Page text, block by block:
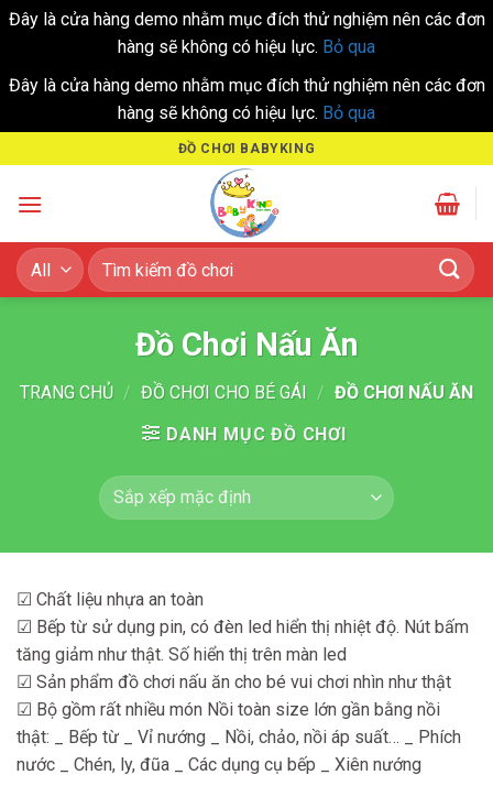
Đây là cửa hàng demo nhằm mục đích thử nghiệm nên các đơn
hàng sẽ không có hiệu lực. Bỏ qua
Đây là cửa hàng demo nhằm mục đích thử nghiệm nên các đơn
hàng sẽ không có hiệu lực. Bỏ qua
to
content
ĐỒ CHƠI BABYKING
Tìm
kiếm:
Đồ Chơi Nấu Ăn
TRANG CHỦ / ĐỒ CHƠI CHO BÉ GÁI / ĐỒ CHƠI NẤU ĂN
DANH MỤC ĐỒ CHƠI
☑ Chất liệu nhựa an toàn
☑ Bếp từ sử dụng pin, có đèn led hiển thị nhiệt độ. Nút bấm
tăng giảm như thật. Số hiển thị trên màn led
☑ Sản phẩm đồ chơi nấu ăn cho bé vui chơi nhìn như thật
☑ Bộ gồm rất nhiều món Nồi toàn size lớn gần bằng nồi
thật: _ Bếp từ _ Vỉ nướng _ Nồi, chảo, nồi áp suất… _ Phích
nước _ Chén, ly, đũa _ Các dụng cụ bếp _ Xiên nướng